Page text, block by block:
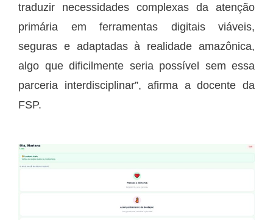
traduzir necessidades complexas da atenção
primária em ferramentas digitais viáveis,
seguras e adaptadas à realidade amazônica,
algo que dificilmente seria possível sem essa
parceria interdisciplinar”, afirma a docente da
FSP.